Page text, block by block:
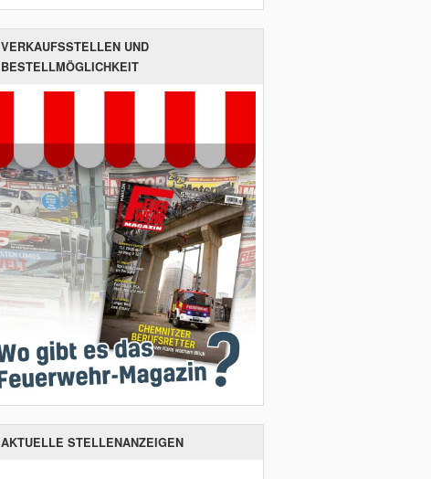
VERKAUFSSTELLEN UND
BESTELLMÖGLICHKEIT
AKTUELLE STELLENANZEIGEN